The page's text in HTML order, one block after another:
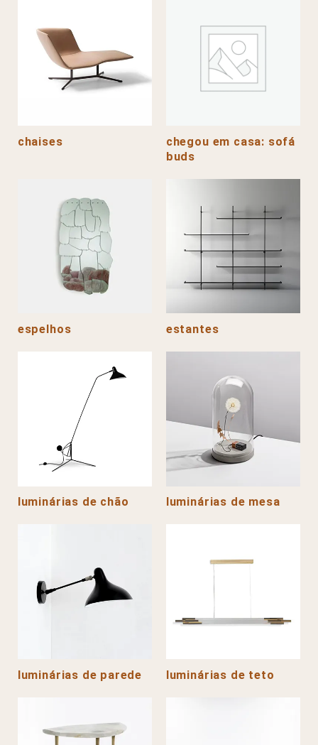
chaises
chegou em casa: sofá
buds
espelhos estantes
luminárias de chão luminárias de mesa
luminárias de parede luminárias de teto